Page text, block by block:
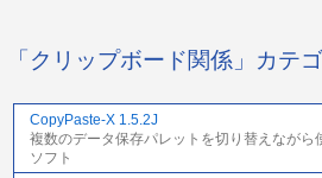
「クリップボード関係」カテ
CopyPaste-X 1.5.2J
複数のデータ保存パレットを切り替えながら
ソフト